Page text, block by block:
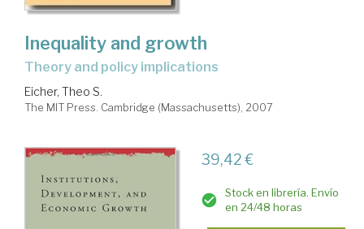
Inequality and growth
theory and policy implications
Eicher, Theo S.
The MIT Press. Cambridge (Massachusetts), 2007
39,42 €
Stock en librería. Envío
en 24/48 horas